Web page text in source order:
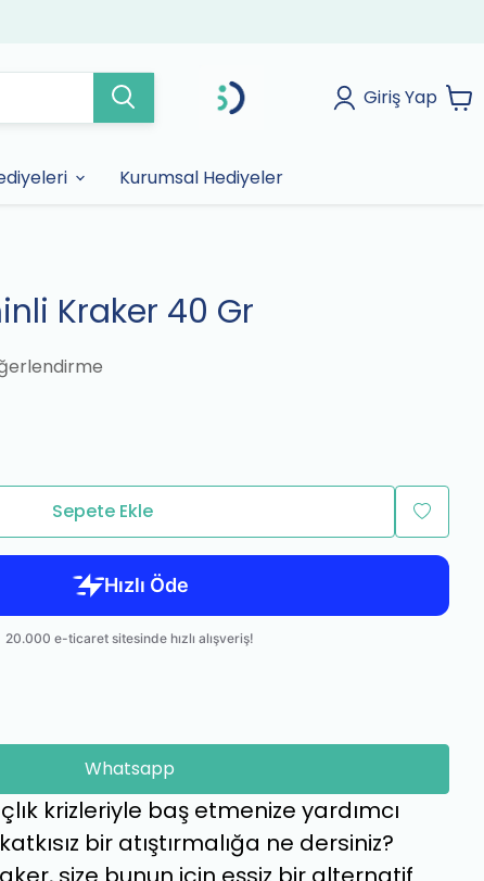
Giriş Yap
Kurumsal Hediyeler
Kraker 40 Gr
Sepete Ekle
Whatsapp
krizleriyle baş etmenize yardımcı
bir atıştırmalığa ne dersiniz?